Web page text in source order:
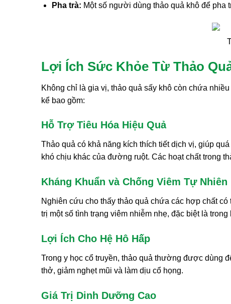
Pha trà: Một số người dùng thảo quả khô để pha
Lợi Ích Sức Khỏe Từ Thảo
Không chỉ là gia vị, thảo quả sấy khô còn chứa
kể bao gồm:
Hỗ Trợ Tiêu Hóa Hiệu Quả
Thảo quả có khả năng kích thích tiết dịch vị, giúp
khó chịu khác của đường ruột. Các hoạt chất trong
Kháng Khuẩn và Chống Viêm Tự Nhiên
Nghiên cứu cho thấy thảo quả chứa các hợp chất
trị một số tình trạng viêm nhiễm nhẹ, đặc biệt là
Lợi Ích Cho Hệ Hô Hấp
Trong y học cổ truyền, thảo quả thường được dùng
thở, giảm nghẹt mũi và làm dịu cổ họng.
Giá Trị Dinh Dưỡng Cao